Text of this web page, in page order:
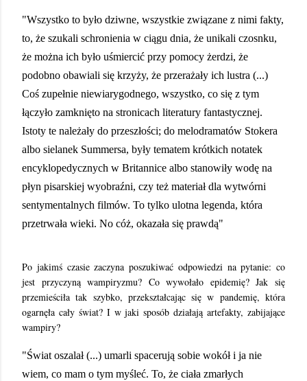
"Wszystko to było dziwne, wszystkie związane z nimi fakty,
to, że szukali schronienia w ciągu dnia, że unikali czosnku,
że można ich było uśmiercić przy pomocy żerdzi, że
podobno obawiali się krzyży, że przerażały ich lustra (...)
Coś zupełnie niewiarygodnego, wszystko, co się z tym
łączyło zamknięto na stronicach literatury fantastycznej.
Istoty te należały do przeszłości; do melodramatów Stokera
albo sielanek Summersa, były tematem krótkich notatek
encyklopedycznych w Britannice albo stanowiły wodę na
płyn pisarskiej wyobraźni, czy też materiał dla wytwórni
sentymentalnych filmów. To tylko ulotna legenda, która
przetrwała wieki. No cóż, okazała się prawdą"
Po jakimś czasie zaczyna poszukiwać odpowiedzi na pytanie: co
jest przyczyną wampiryzmu? Co wywołało epidemię? Jak się
przemieściła tak szybko, przekształcając się w pandemię, która
ogarnęła cały świat? I w jaki sposób działają artefakty, zabijające
wampiry?
"Świat oszalał (...) umarli spacerują sobie wokół i ja nie
wiem, co mam o tym myśleć. To, że ciała zmarłych